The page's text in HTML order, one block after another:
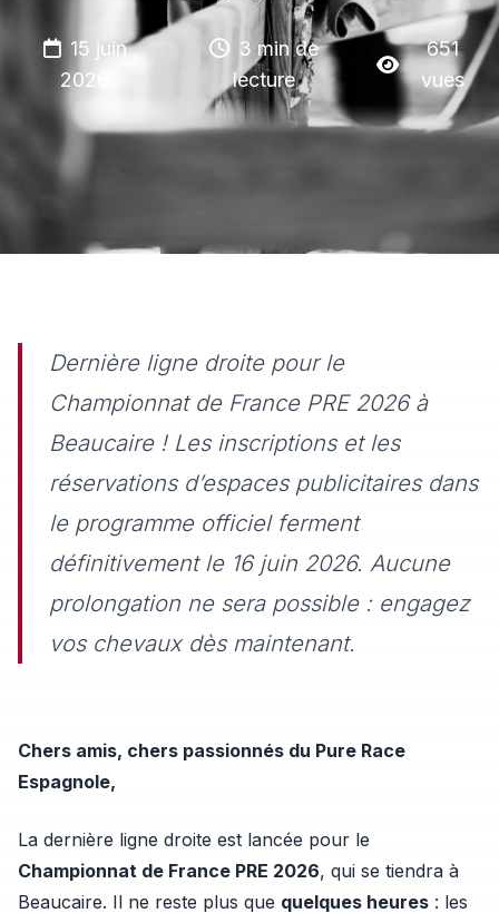
15 juin
2026
3 min de
lecture
651
vues
Dernière ligne droite pour le
Championnat de France PRE 2026 à
Beaucaire ! Les inscriptions et les
réservations d’espaces publicitaires dans
le programme officiel ferment
définitivement le 16 juin 2026. Aucune
prolongation ne sera possible : engagez
vos chevaux dès maintenant.
Chers amis, chers passionnés du Pure Race
Espagnole,
La dernière ligne droite est lancée pour le
Championnat de France PRE 2026, qui se tiendra à
Beaucaire. Il ne reste plus que quelques heures : les